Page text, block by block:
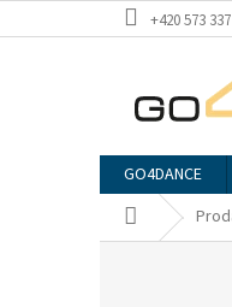
na
+420 573
GO4DANCE
Domů